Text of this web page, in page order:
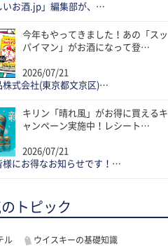
いお酒.jp」編集部が、…
今年もやってきました！あの「スッ
パイマン」がお酒になって登…
2026/07/21
株式会社(東京都文京区)…
キリン「晴れ風」がお得に買えるキ
ャンペーン実施中！レシート…
2026/07/21
様にお得なお知らせです！…
のトピック
ル ウイスキーの基礎知識